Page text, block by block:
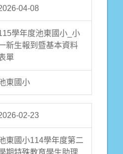
04-08
學年度池東國小_小
新生報到暨基本資料
單
東國小
02-23
東國小114學年度第二
期特殊教育學生助理